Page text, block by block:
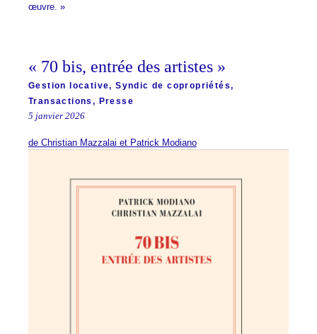
œuvre. »
« 70 bis, entrée des artistes »
Gestion locative,Syndic de copropriétés,
Transactions , Presse
5 janvier 2026
de Christian Mazzalai et Patrick Modiano